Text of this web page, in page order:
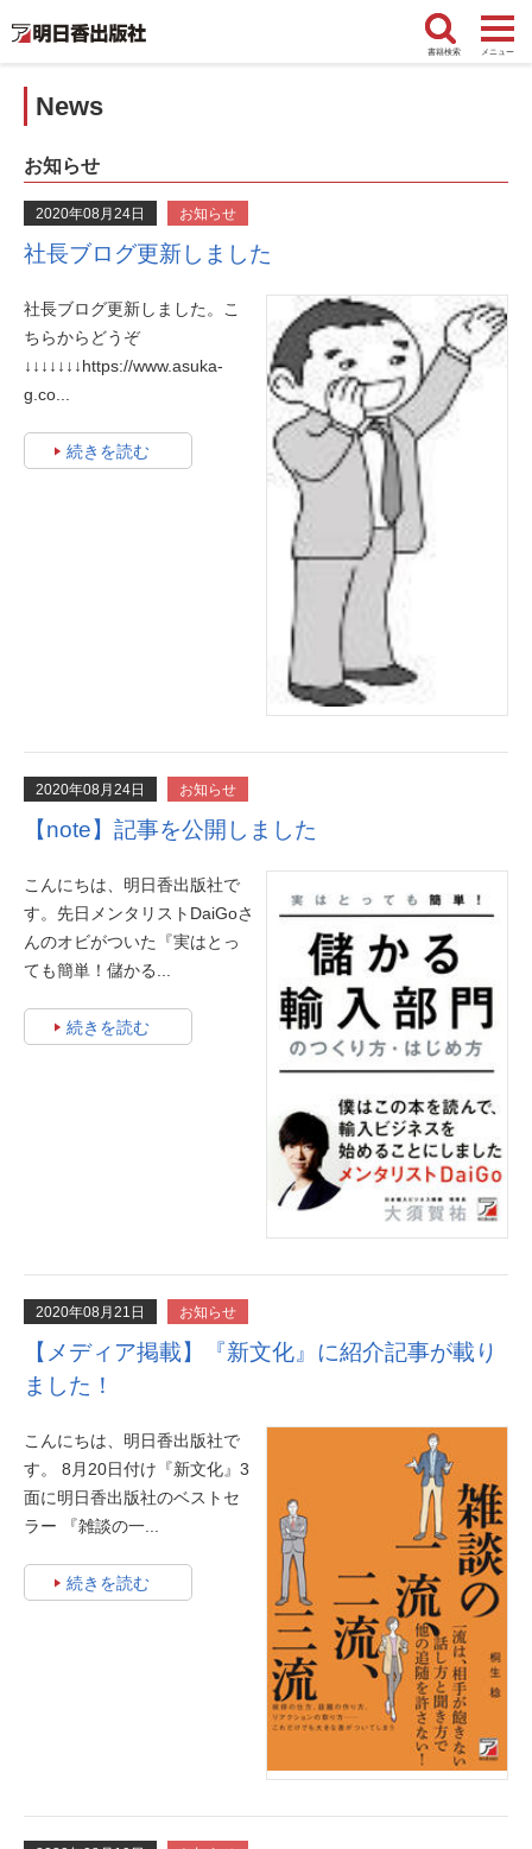
書籍検索 メニュー
News
お知らせ
2020年08月24日 お知らせ
社長ブログ更新しました
社長ブログ更新しました。こ
ちらからどうぞ
↓↓↓↓↓↓↓https://www.asuka-
g.co...
続きを読む
2020年08月24日 お知らせ
【note】記事を公開しました
こんにちは、明日香出版社で
す。先日メンタリストDaiGoさ
んのオビがついた『実はとっ
ても簡単！儲かる...
続きを読む
2020年08月21日 お知らせ
【メディア掲載】『新文化』に紹介記事が載り
ました！
こんにちは、明日香出版社で
す。 8月20日付け『新文化』3
面に明日香出版社のベストセ
ラー 『雑談の一...
続きを読む